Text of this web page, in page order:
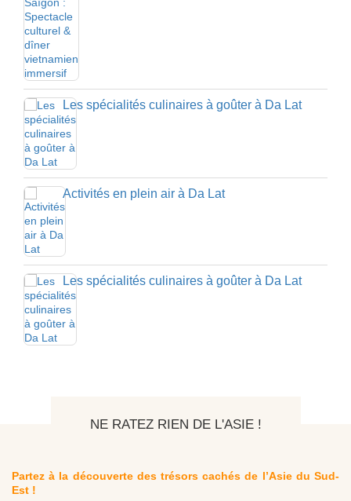
Les spécialités culinaires à goûter à Da Lat
Activités en plein air à Da Lat
Les spécialités culinaires à goûter à Da Lat
NE RATEZ RIEN DE L'ASIE !
Partez à la découverte des trésors cachés de l’Asie du Sud-
Est !